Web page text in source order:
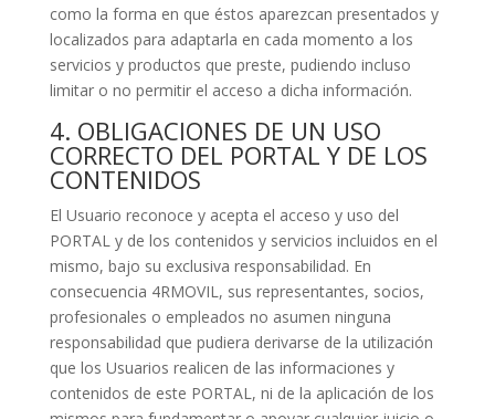
como la forma en que éstos aparezcan presentados y
localizados para adaptarla en cada momento a los
servicios y productos que preste, pudiendo incluso
limitar o no permitir el acceso a dicha información.
4. OBLIGACIONES DE UN USO
CORRECTO DEL PORTAL Y DE LOS
CONTENIDOS
El Usuario reconoce y acepta el acceso y uso del
PORTAL y de los contenidos y servicios incluidos en el
mismo, bajo su exclusiva responsabilidad. En
consecuencia 4RMOVIL, sus representantes, socios,
profesionales o empleados no asumen ninguna
responsabilidad que pudiera derivarse de la utilización
que los Usuarios realicen de las informaciones y
contenidos de este PORTAL, ni de la aplicación de los